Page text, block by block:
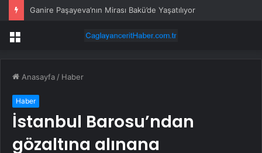
Ganire Paşayeva’nın Mirası Bakü’de Yaşatılıyor
Menü
Anasayfa / Haber
Haber
İstanbul Barosu’ndan
gözaltına alınana